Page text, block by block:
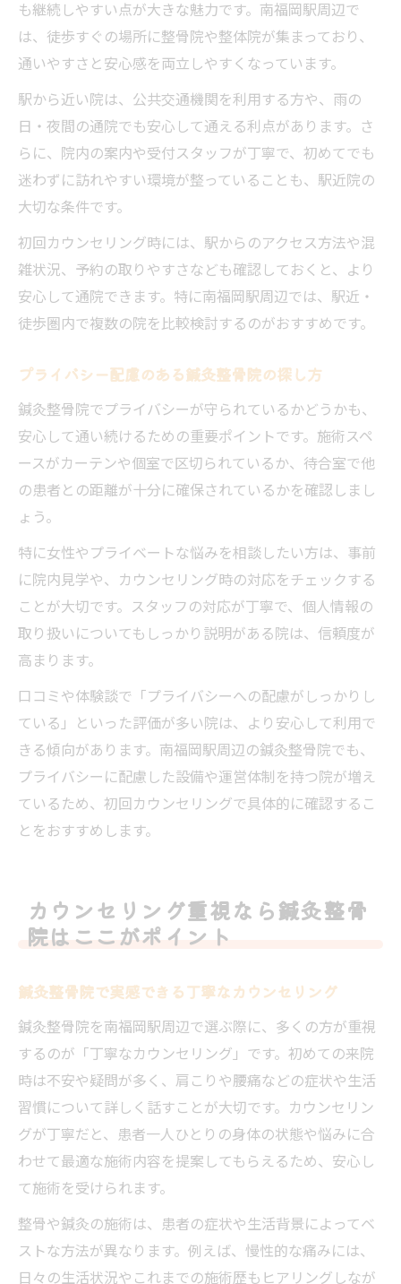
も継続しやすい点が大きな魅力です。南福岡駅周辺で
は、徒歩すぐの場所に整骨院や整体院が集まっており、
通いやすさと安心感を両立しやすくなっています。
駅から近い院は、公共交通機関を利用する方や、雨の
日・夜間の通院でも安心して通える利点があります。さ
らに、院内の案内や受付スタッフが丁寧で、初めてでも
迷わずに訪れやすい環境が整っていることも、駅近院の
大切な条件です。
初回カウンセリング時には、駅からのアクセス方法や混
雑状況、予約の取りやすさなども確認しておくと、より
安心して通院できます。特に南福岡駅周辺では、駅近・
徒歩圏内で複数の院を比較検討するのがおすすめです。
プライバシー配慮のある鍼灸整骨院の探し方
鍼灸整骨院でプライバシーが守られているかどうかも、
安心して通い続けるための重要ポイントです。施術スペ
ースがカーテンや個室で区切られているか、待合室で他
の患者との距離が十分に確保されているかを確認しまし
ょう。
特に女性やプライベートな悩みを相談したい方は、事前
に院内見学や、カウンセリング時の対応をチェックする
ことが大切です。スタッフの対応が丁寧で、個人情報の
取り扱いについてもしっかり説明がある院は、信頼度が
高まります。
口コミや体験談で「プライバシーへの配慮がしっかりし
ている」といった評価が多い院は、より安心して利用で
きる傾向があります。南福岡駅周辺の鍼灸整骨院でも、
プライバシーに配慮した設備や運営体制を持つ院が増え
ているため、初回カウンセリングで具体的に確認するこ
とをおすすめします。
カウンセリング重視なら鍼灸整骨
院はここがポイント
鍼灸整骨院で実感できる丁寧なカウンセリング
鍼灸整骨院を南福岡駅周辺で選ぶ際に、多くの方が重視
するのが「丁寧なカウンセリング」です。初めての来院
時は不安や疑問が多く、肩こりや腰痛などの症状や生活
習慣について詳しく話すことが大切です。カウンセリン
グが丁寧だと、患者一人ひとりの身体の状態や悩みに合
わせて最適な施術内容を提案してもらえるため、安心し
て施術を受けられます。
整骨や鍼灸の施術は、患者の症状や生活背景によってベ
ストな方法が異なります。例えば、慢性的な痛みには、
日々の生活状況やこれまでの施術歴もヒアリングしなが